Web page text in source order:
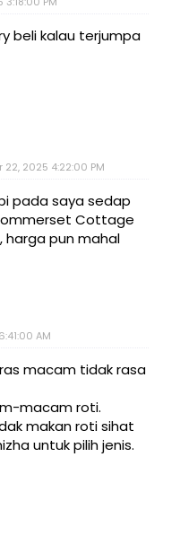
beli kalau terjumpa
2025 4:22:00 PM
pada saya sedap
Cottage
harga pun mahal
AM
macam tidak rasa
macam roti.
makan roti sihat
untuk pilih jenis.